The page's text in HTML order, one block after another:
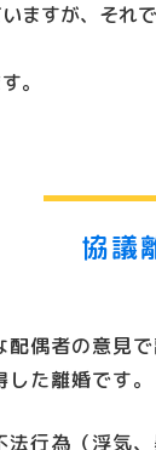
ますが、それ
。
協議
偶者の意見
た離婚です。
行為（浮気